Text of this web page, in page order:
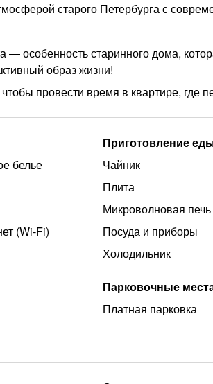
старого Петербурга с
— особенность старинного дома,
образ жизни!
провести время в квартире, где
белье
(Wi‑Fi)
Приготовление
Чайник
Плита
Микроволновая печь
Посуда и приборы
Холодильник
Парковочные
Платная парковка